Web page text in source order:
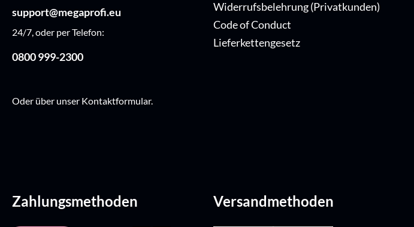
support@megaprofi.eu
24/7, oder per Telefon:
0800 999-2300
Oder über unser Kontaktformular.
Widerrufsbelehrung (Privatkunden)
Code of Conduct
Lieferkettengesetz
Zahlungsmethoden Versandmethoden